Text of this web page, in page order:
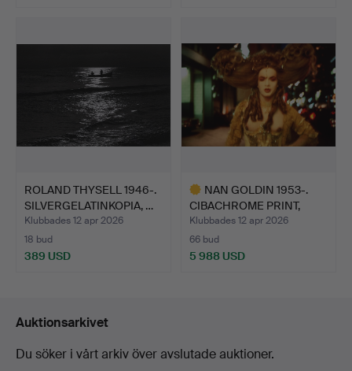
ROLAND THYSELL 1946-.
SILVERGELATINKOPIA, …
Klubbades 12 apr 2026
18 bud
389 USD
NAN GOLDIN 1953-.
CIBACHROME PRINT,
"JOEY …
Klubbades 12 apr 2026
66 bud
5 988 USD
Auktionsarkivet
Du söker i vårt arkiv över avslutade auktioner.